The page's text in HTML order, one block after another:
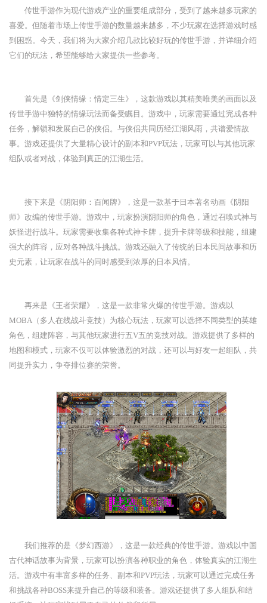
传世手游作为现代游戏产业的重要组成部分，受到了越来越多玩家的
喜爱。但随着市场上传世手游的数量越来越多，不少玩家在选择游戏时感
到困惑。今天，我们将为大家介绍几款比较好玩的传世手游，并详细介绍
它们的玩法，希望能够给大家提供一些参考。
首先是《剑侠情缘：情定三生》，这款游戏以其精美唯美的画面以及
传世手游中独特的情缘玩法而备受瞩目。游戏中，玩家需要通过完成各种
任务，解锁和发展自己的侠侣。与侠侣共同历经江湖风雨，共谱爱情故
事。游戏还提供了大量精心设计的副本和PVP玩法，玩家可以与其他玩家
组队或者对战，体验到真正的江湖生活。
接下来是《阴阳师：百闻牌》，这是一款基于日本著名动画《阴阳
师》改编的传世手游。游戏中，玩家扮演阴阳师的角色，通过召唤式神与
妖怪进行战斗。玩家需要收集各种式神卡牌，提升卡牌等级和技能，组建
强大的阵容，应对各种战斗挑战。游戏还融入了传统的日本民间故事和历
史元素，让玩家在战斗的同时感受到浓厚的日本风情。
再来是《王者荣耀》，这是一款非常火爆的传世手游。游戏以
MOBA（多人在线战斗竞技）为核心玩法，玩家可以选择不同类型的英雄
角色，组建阵容，与其他玩家进行五V五的竞技对战。游戏提供了多样的
地图和模式，玩家不仅可以体验激烈的对战，还可以与好友一起组队，共
同提升实力，争夺排位赛的荣誉。
我们推荐的是《梦幻西游》，这是一款经典的传世手游。游戏以中国
古代神话故事为背景，玩家可以扮演各种职业的角色，体验真实的江湖生
活。游戏中有丰富多样的任务、副本和PVP玩法，玩家可以通过完成任务
和挑战各种BOSS来提升自己的等级和装备。游戏还提供了多人组队和结